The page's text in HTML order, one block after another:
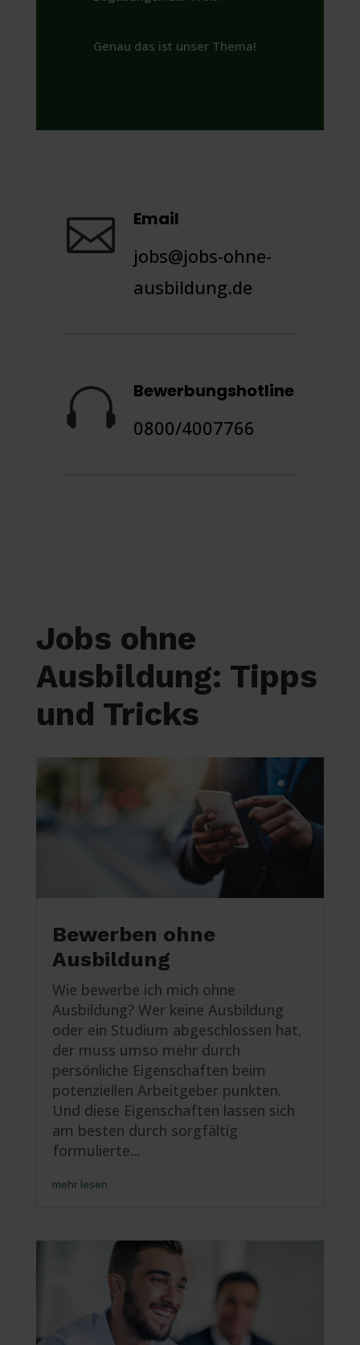
Genau das ist unser Thema!
 Email
jobs@jobs-ohne-
ausbildung.de
 Bewerbungshotline
0800/4007766
Jobs ohne
Ausbildung: Tipps
und Tricks
Bewerben ohne
Ausbildung
Wie bewerbe ich mich ohne
Ausbildung? Wer keine Ausbildung
oder ein Studium abgeschlossen hat,
der muss umso mehr durch
persönliche Eigenschaften beim
potenziellen Arbeitgeber punkten.
Und diese Eigenschaften lassen sich
am besten durch sorgfältig
formulierte...
mehr lesen